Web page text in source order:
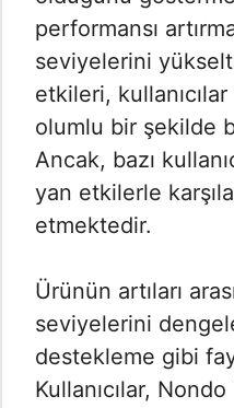
performansı
seviyelerini
etkileri, kullanıcılar
olumlu bir şekilde
Ancak, bazı
yan etkilerle
etmektedir.
Ürünün artıları
seviyelerini
destekleme gibi
Kullanıcılar, Nondo